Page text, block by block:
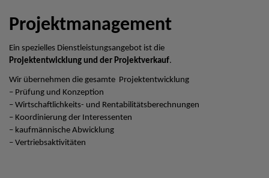
Projektmanagement
Ein spezielles Dienstleistungsangebot ist die
Projektentwicklung und der Projektverkauf.
Wir übernehmen die gesamte Projektentwicklung
– Prüfung und Konzeption
– Wirtschaftlichkeits- und Rentabilitätsberechnungen
– Koordinierung der Interessenten
– kaufmännische Abwicklung
– Vertriebsaktivitäten